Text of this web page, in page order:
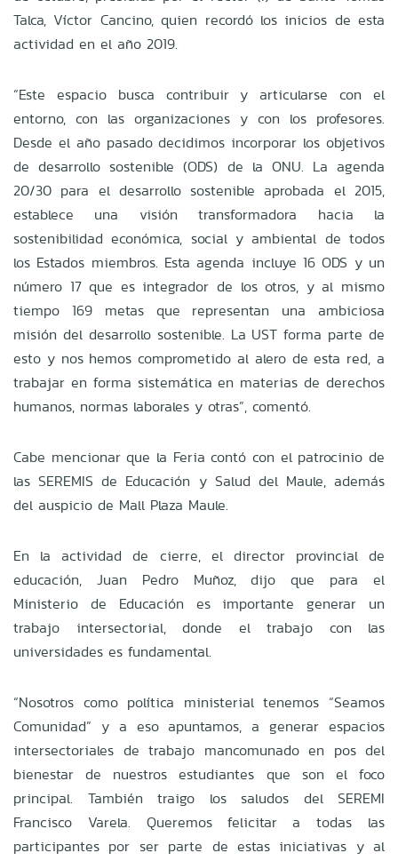
Talca, Víctor Cancino, quien recordó los inicios de esta
actividad en el año 2019.
“Este espacio busca contribuir y articularse con el
entorno, con las organizaciones y con los profesores.
Desde el año pasado decidimos incorporar los objetivos
de desarrollo sostenible (ODS) de la ONU. La agenda
20/30 para el desarrollo sostenible aprobada el 2015,
establece una visión transformadora hacia la
sostenibilidad económica, social y ambiental de todos
los Estados miembros. Esta agenda incluye 16 ODS y un
número 17 que es integrador de los otros, y al mismo
tiempo 169 metas que representan una ambiciosa
misión del desarrollo sostenible. La UST forma parte de
esto y nos hemos comprometido al alero de esta red, a
trabajar en forma sistemática en materias de derechos
humanos, normas laborales y otras”, comentó.
Cabe mencionar que la Feria contó con el patrocinio de
las SEREMIS de Educación y Salud del Maule, además
del auspicio de Mall Plaza Maule.
En la actividad de cierre, el director provincial de
educación, Juan Pedro Muñoz, dijo que para el
Ministerio de Educación es importante generar un
trabajo intersectorial, donde el trabajo con las
universidades es fundamental.
“Nosotros como política ministerial tenemos “Seamos
Comunidad” y a eso apuntamos, a generar espacios
intersectoriales de trabajo mancomunado en pos del
bienestar de nuestros estudiantes que son el foco
principal. También traigo los saludos del SEREMI
Francisco Varela. Queremos felicitar a todas las
participantes por ser parte de estas iniciativas y al